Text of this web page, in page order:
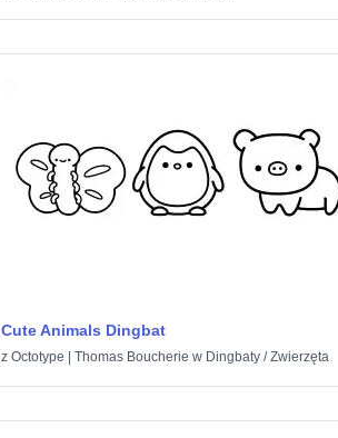
Cute Animals Dingbat
z Octotype | Thomas Boucherie w Dingbaty/Zwierzęta